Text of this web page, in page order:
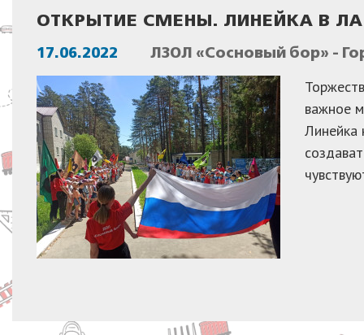
ОТКРЫТИЕ СМЕНЫ. ЛИНЕЙКА В
17.06.2022 ЛЗОЛ «Сосновый бор» -
важное
Линейка